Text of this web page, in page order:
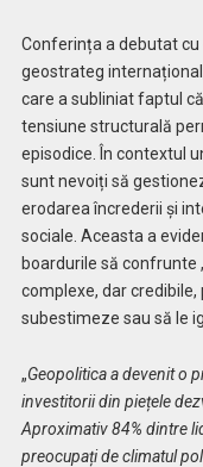
Conferința a debutat
geostrateg
care a subliniat faptul
tensiune structurală
episodice. În contextul
sunt nevoiți să
erodarea încrederii și
sociale. Aceasta a
boardurile să confrunte
complexe, dar
subestimeze sau să le
„Geopolitica a devenit o
investitorii din piețele
Aproximativ 84% dintre
preocupați de climatul